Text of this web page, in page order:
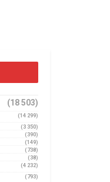
(18 503)
(14 299)
(3 350)
(390)
(149)
(738)
(38)
(4 232)
(793)